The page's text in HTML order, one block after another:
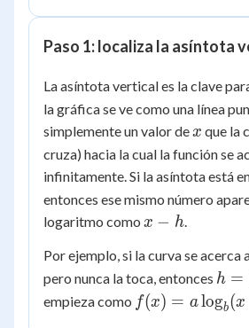
Paso 1: localiza la asíntota
La asíntota vertical es la clave
la gráfica se ve como una línea
simplemente un valor de x
x que la
cruza) hacia la cual la función se
infinitamente. Si la asíntota está
entonces ese mismo número
logaritmo como x
h
x − h.
Por ejemplo, si la curva se acerca
pero nunca la toca, entonces h
=
1
h =
empieza como f(x) =
f(x) = alogb(x